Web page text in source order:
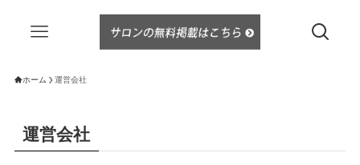
ホーム 運営会社
運営会社